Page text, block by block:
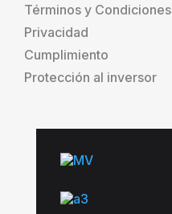
Términos y Condiciones
Privacidad
Cumplimiento
Protección al inversor